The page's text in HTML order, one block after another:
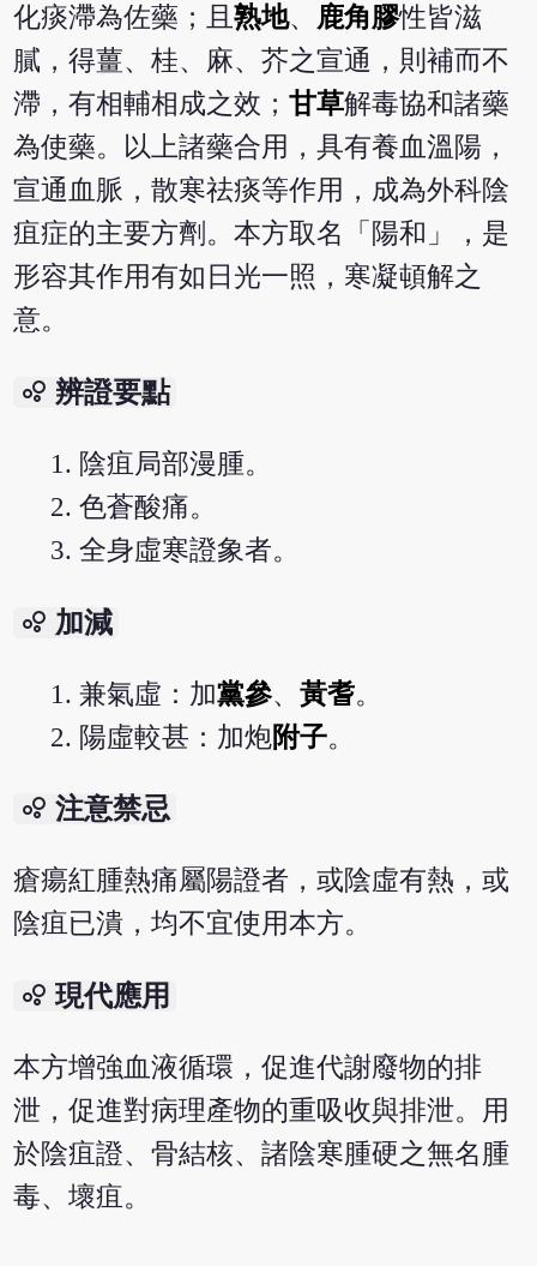
化痰滯為佐藥；且熟地、 鹿角膠性皆滋
膩，得薑、桂、麻、芥之宣通，則補而不
滯，有相輔相成之效；甘草解毒協和諸藥
為使藥。以上諸藥合用，具有養血溫陽，
宣通血脈，散寒祛痰等作用，成為外科陰
疽症的主要方劑。本方取名「陽和」，是
形容其作用有如日光一照，寒凝頓解之
意。
bubble_chart 辨證要點
陰疽局部漫腫。
色蒼酸痛。
全身虛寒證象者。
bubble_chart 加減
兼氣虛：加黨參、黃耆。
陽虛較甚：加炮附子。
bubble_chart 注意禁忌
瘡瘍紅腫熱痛屬陽證者，或陰虛有熱，或
陰疽已潰，均不宜使用本方。
bubble_chart 現代應用
本方增強血液循環，促進代謝廢物的排
泄，促進對病理產物的重吸收與排泄。用
於陰疽證、骨結核、諸陰寒腫硬之無名腫
毒、壞疽。